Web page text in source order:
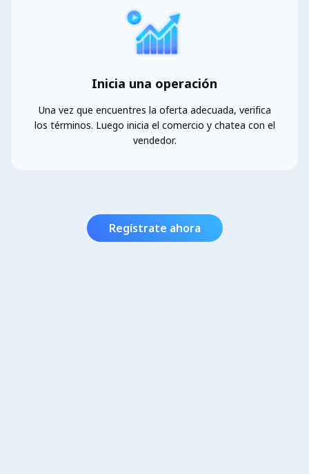
Inicia una operación
Una vez que encuentres la oferta adecuada, verifica
los términos. Luego inicia el comercio y chatea con el
vendedor.
Regístrate ahora